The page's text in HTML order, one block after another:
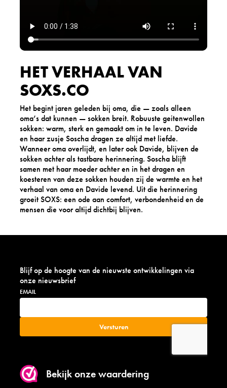
HET VERHAAL VAN
SOXS.CO
Het begint jaren geleden bij oma, die — zoals alleen
oma’s dat kunnen — sokken breit. Robuuste geitenwollen
sokken: warm, sterk en gemaakt om in te leven. Davide
en haar zusje Soscha dragen ze altijd met liefde.
Wanneer oma overlijdt, en later ook Davide, blijven de
sokken achter als tastbare herinnering. Soscha blijft
samen met haar moeder achter en in het dragen en
koesteren van deze sokken houden zij de warmte en het
verhaal van oma en Davide levend. Uit die herinnering
groeit SOXS: een ode aan comfort, verbondenheid en de
mensen die voor altijd dichtbij blijven.
Blijf op de hoogte van de nieuwste ontwikkelingen via
onze nieuwsbrief
Bekijk onze waardering